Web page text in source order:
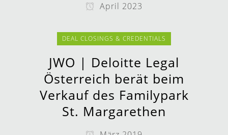
April 2023
DEAL CLOSINGS & CREDENTIALS
JWO | Deloitte Legal
Österreich berät beim
Verkauf des Familypark
St. Margarethen